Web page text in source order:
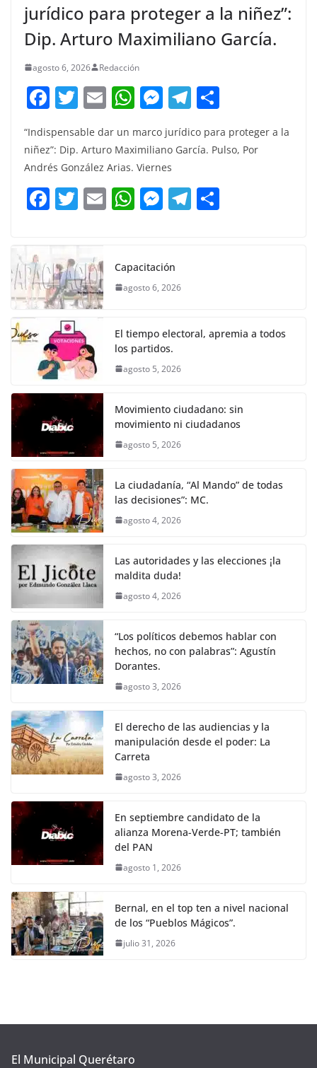
jurídico para proteger a la niñez”:
Dip. Arturo Maximiliano García.
agosto 6, 2026 Redacción
F
c
e
b
o
k
T
itt
er
E
ai
l
W
at
s
A
p
M
ss
e
n
g
T
e
a
m
m
“Indispensable dar un marco jurídico para proteger a la
niñez”: Dip. Arturo Maximiliano García. Pulso, Por
Andrés González Arias. Viernes
F
c
e
b
o
o
k
T
itt
er
E W
s
A
p
M
e
n
er
T
Capacitación
agosto 6, 2026
El tiempo electoral, apremia a todos
los partidos.
agosto 5, 2026
Movimiento ciudadano: sin
movimiento ni ciudadanos
agosto 5, 2026
La ciudadanía, “Al Mando” de todas
las decisiones”: MC.
agosto 4, 2026
Las autoridades y las elecciones ¡la
maldita duda!
agosto 4, 2026
“Los políticos debemos hablar con
hechos, no con palabras”: Agustín
Dorantes.
agosto 3, 2026
El derecho de las audiencias y la
manipulación desde el poder: La
Carreta
agosto 3, 2026
En septiembre candidato de la
alianza Morena-Verde-PT; también
del PAN
agosto 1, 2026
Bernal, en el top ten a nivel nacional
de los “Pueblos Mágicos”.
julio 31, 2026
El Municipal Querétaro